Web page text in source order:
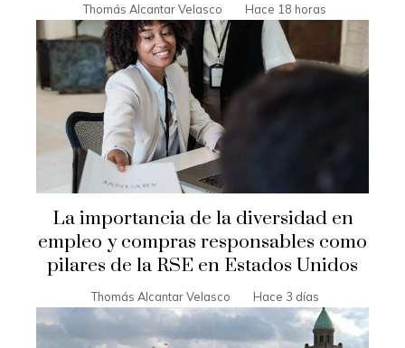
Thomás Alcantar Velasco Hace 18 horas
La importancia de la diversidad en
empleo y compras responsables como
pilares de la RSE en Estados Unidos
Thomás Alcantar Velasco Hace 3 días